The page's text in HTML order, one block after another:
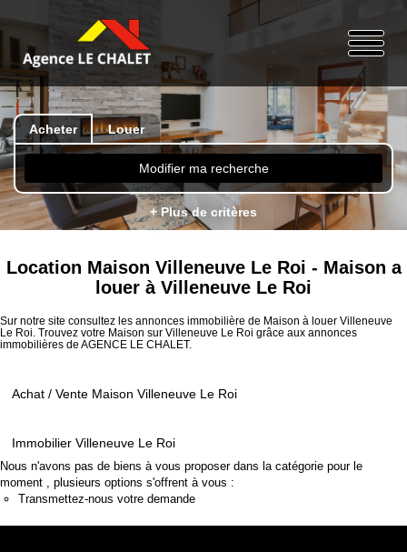
Acheter Louer
Modifier ma recherche
+ Plus de critères
Location Maison Villeneuve Le Roi - Maison a
louer à Villeneuve Le Roi
Sur notre site consultez les annonces immobilière de Maison à louer Villeneuve
Le Roi. Trouvez votre Maison sur Villeneuve Le Roi grâce aux annonces
immobilières de AGENCE LE CHALET.
Achat / Vente Maison Villeneuve Le Roi
Immobilier Villeneuve Le Roi
Nous n'avons pas de biens à vous proposer dans la catégorie pour le
moment , plusieurs options s'offrent à vous :
Transmettez-nous votre demande